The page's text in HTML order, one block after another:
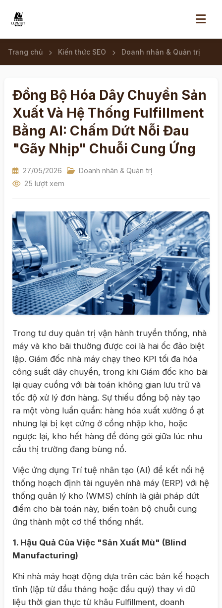
Trang chủ Kiến thức SEO Doanh nhân & Quản trị
Đồng Bộ Hóa Dây Chuyền Sản
Xuất Và Hệ Thống Fulfillment
Bằng AI: Chấm Dứt Nỗi Đau
"Gãy Nhịp" Chuỗi Cung Ứng
27/05/2026
Doanh nhân & Quản trị
25 lượt xem
Trong tư duy quản trị vận hành truyền thống, nhà
máy và kho bãi thường được coi là hai ốc đảo biệt
lập. Giám đốc nhà máy chạy theo KPI tối đa hóa
công suất dây chuyền, trong khi Giám đốc kho bãi
lại quay cuồng với bài toán không gian lưu trữ và
tốc độ xử lý đơn hàng. Sự thiếu đồng bộ này tạo
ra một vòng luẩn quẩn: hàng hóa xuất xưởng ồ ạt
nhưng lại bị kẹt cứng ở cổng nhập kho, hoặc
ngược lại, kho hết hàng để đóng gói giữa lúc nhu
cầu thị trường đang bùng nổ.
Việc ứng dụng Trí tuệ nhân tạo (AI) để kết nối hệ
thống hoạch định tài nguyên nhà máy (ERP) với hệ
thống quản lý kho (WMS) chính là giải pháp dứt
điểm cho bài toán này, biến toàn bộ chuỗi cung
ứng thành một cơ thể thống nhất.
1. Hậu Quả Của Việc "Sản Xuất Mù" (Blind
Manufacturing)
Khi nhà máy hoạt động dựa trên các bản kế hoạch
tĩnh (lập từ đầu tháng hoặc đầu quý) thay vì dữ
liệu thời gian thực từ khâu Fulfillment, doanh